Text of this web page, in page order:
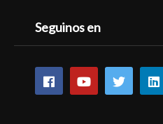
Seguinos en